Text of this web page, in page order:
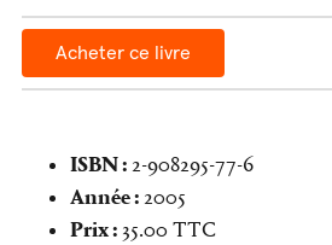
Acheter ce livre
ISBN :2-908295-77-6
Année :2005
Prix : 35.00 TTC